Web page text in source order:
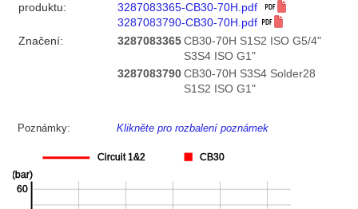
produktu:
3287083365-CB30-70H.pdf
3287083790-CB30-70H.pdf
Značení:
3287083365 CB30-70H S1S2 ISO G5/4"
S3S4 ISO G1"
3287083790 CB30-70H S3S4 Solder28
S1S2 ISO G1"
Poznámky: Klikněte pro rozbalení poznámek